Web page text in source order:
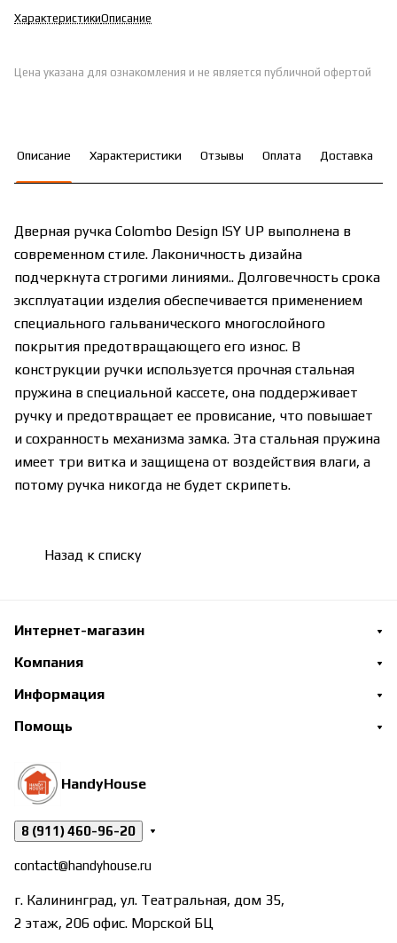
ХарактеристикиОписание
Цена указана для ознакомления и не является публичной офертой
Описание Характеристики Отзывы Оплата Доставка
Дверная ручка Colombo Design ISY UP выполнена в
современном стиле. Лаконичность дизайна
подчеркнута строгими линиями.. Долговечность срока
эксплуатации изделия обеспечивается применением
специального гальванического многослойного
покрытия предотвращающего его износ. В
конструкции ручки используется прочная стальная
пружина в специальной кассете, она поддерживает
ручку и предотвращает ее провисание, что повышает
и сохранность механизма замка. Эта стальная пружина
имеет три витка и защищена от воздействия влаги, а
потому ручка никогда не будет скрипеть.
Назад к списку
Интернет-магазин
Компания
Информация
Помощь
HandyHouse
8 (911) 460-96-20
contact@handyhouse.ru
г. Калининград, ул. Театральная, дом 35,
2 этаж, 206 офис. Морской БЦ